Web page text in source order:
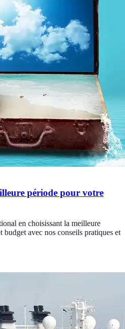
période pour votre
en choisissant la meilleure
budget avec nos conseils pratiques et